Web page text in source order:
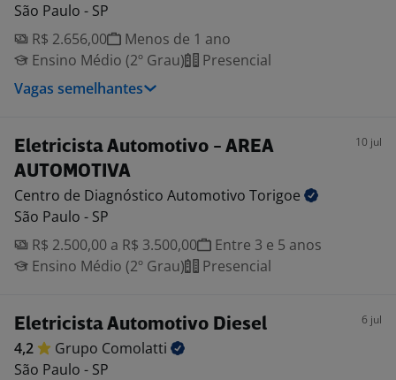
São Paulo - SP
R$ 2.656,00
Menos de 1 ano
Ensino Médio (2º Grau)
Presencial
Vagas semelhantes
Eletricista Automotivo - AREA
AUTOMOTIVA
10 jul
Centro de Diagnóstico Automotivo Torigoe
São Paulo - SP
R$ 2.500,00 a R$ 3.500,00
Entre 3 e 5 anos
Ensino Médio (2º Grau)
Presencial
Eletricista Automotivo Diesel 6 jul
4,2 Grupo Comolatti
São Paulo - SP